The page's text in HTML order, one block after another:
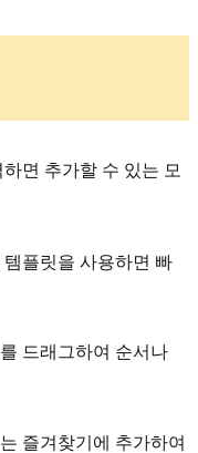
하면 추가할 수 있는 모
플릿을 사용하면 빠
드래그하여 순서나
즐겨찾기에 추가하여